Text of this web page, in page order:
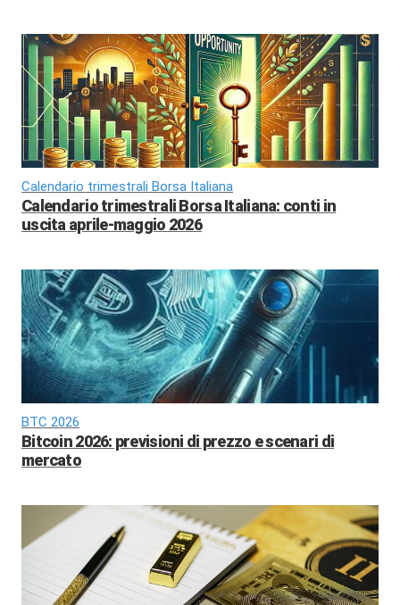
Calendario trimestrali Borsa Italiana
Calendario trimestrali Borsa Italiana: conti in
uscita aprile-maggio 2026
BTC 2026
Bitcoin 2026: previsioni di prezzo e scenari di
mercato